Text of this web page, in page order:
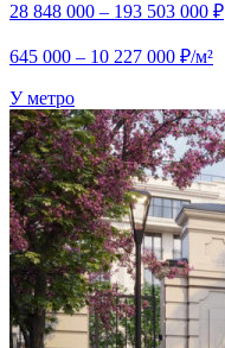
28 848 000 – 193 503 000 ₽
645 000 – 10 227 000 ₽/м²
У метро